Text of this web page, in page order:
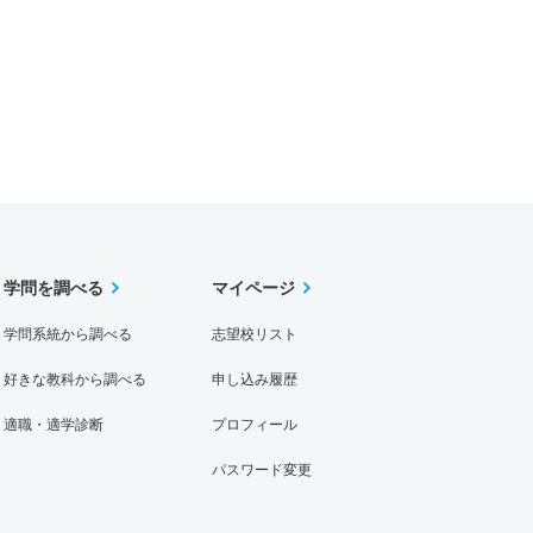
学問を調べる
学問系統から調べる
好きな教科から調べる
適職・適学診断
マイページ
志望校リスト
申し込み履歴
プロフィール
パスワード変更